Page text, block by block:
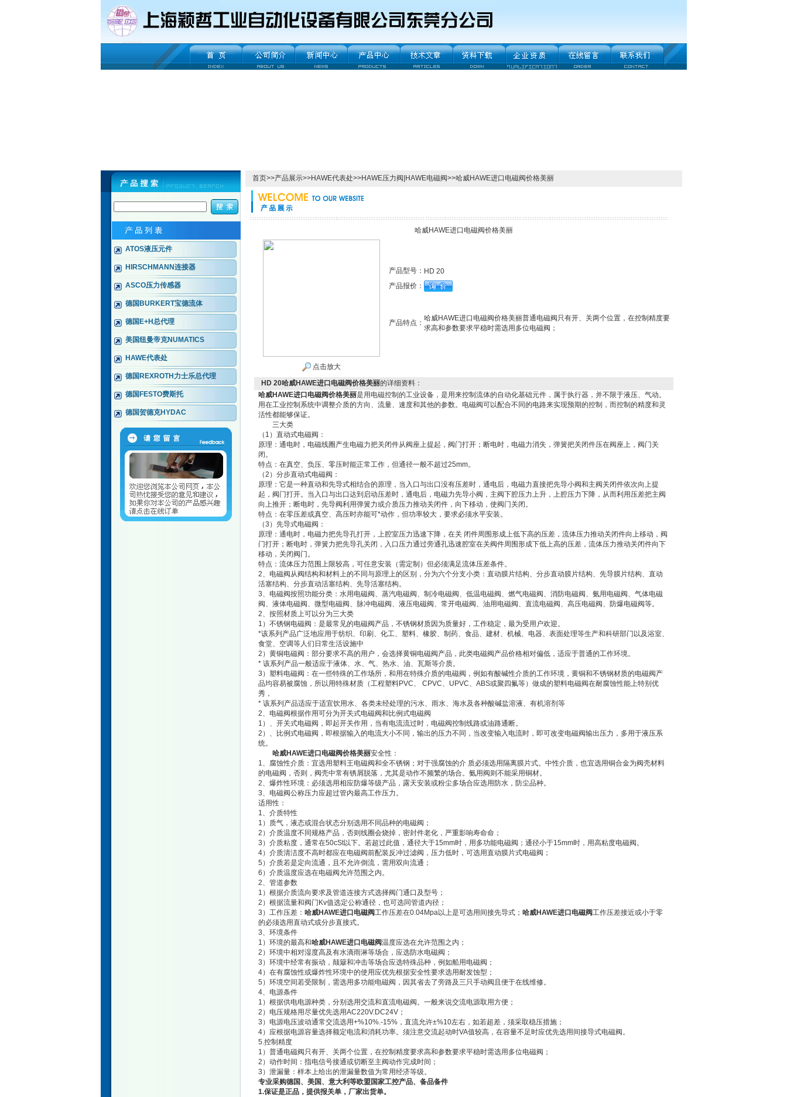
ATOS液压元件
HIRSCHMANN连接器
ASCO压力传感器
德国BURKERT宝德流体
德国E+H总代理
美国纽曼帝克NUMATICS
HAWE代表处
德国REXROTH力士乐总代理
德国FESTO费斯托
德国贺德克HYDAC
首页>>产品展示>>HAWE代表处>>HAWE压力阀|HAWE电磁阀>>哈威HAWE进口电磁阀价格美丽
哈威HAWE进口电磁阀价格美丽
点击放大
产品型号： HD 20
产品报价：
产品特点：
哈威HAWE进口电磁阀价格美丽普通电磁阀只有开、关两个位置，在控制精度要
求高和参数要求平稳时需选用多位电磁阀；
HD 20哈威HAWE进口电磁阀价格美丽的详细资料：
哈威HAWE进口电磁阀价格美丽是用电磁控制的工业设备，是用来控制流体的自动化基础元件，属于执行器，并不限于液压、气动。
用在工业控制系统中调整介质的方向、流量、速度和其他的参数。电磁阀可以配合不同的电路来实现预期的控制，而控制的精度和灵
活性都能够保证。
三大类
（1）直动式电磁阀：
原理：通电时，电磁线圈产生电磁力把关闭件从阀座上提起，阀门打开；断电时，电磁力消失，弹簧把关闭件压在阀座上，阀门关
闭。
特点：在真空、负压、零压时能正常工作，但通径一般不超过25mm。
（2）分步直动式电磁阀：
原理：它是一种直动和先导式相结合的原理，当入口与出口没有压差时，通电后，电磁力直接把先导小阀和主阀关闭件依次向上提
起，阀门打开。当入口与出口达到启动压差时，通电后，电磁力先导小阀，主阀下腔压力上升，上腔压力下降，从而利用压差把主阀
向上推开；断电时，先导阀利用弹簧力或介质压力推动关闭件，向下移动，使阀门关闭。
特点：在零压差或真空、高压时亦能可*动作，但功率较大，要求必须水平安装。
（3）先导式电磁阀：
原理：通电时，电磁力把先导孔打开，上腔室压力迅速下降，在关 闭件周围形成上低下高的压差，流体压力推动关闭件向上移动，阀
门打开；断电时，弹簧力把先导孔关闭，入口压力通过旁通孔迅速腔室在关阀件周围形成下低上高的压差，流体压力推动关闭件向下
移动，关闭阀门。
特点：流体压力范围上限较高，可任意安装（需定制）但必须满足流体压差条件。
2、电磁阀从阀结构和材料上的不同与原理上的区别，分为六个分支小类：直动膜片结构、分步直动膜片结构、先导膜片结构、直动
活塞结构、分步直动活塞结构、先导活塞结构。
3、电磁阀按照功能分类：水用电磁阀、蒸汽电磁阀、制冷电磁阀、低温电磁阀、燃气电磁阀、消防电磁阀、氨用电磁阀、气体电磁
阀、液体电磁阀、微型电磁阀、脉冲电磁阀、液压电磁阀、常开电磁阀、油用电磁阀、直流电磁阀、高压电磁阀、防爆电磁阀等。
2、按照材质上可以分为三大类
1）不锈钢电磁阀：是最常见的电磁阀产品，不锈钢材质因为质量好，工作稳定，最为受用户欢迎。
*该系列产品广泛地应用于纺织、印刷、化工、塑料、橡胶、制药、食品、建材、机械、电器、表面处理等生产和科研部门以及浴室、
食堂、空调等人们日常生活设施中
2）黄铜电磁阀：部分要求不高的用户，会选择黄铜电磁阀产品，此类电磁阀产品价格相对偏低，适应于普通的工作环境。
* 该系列产品一般适应于液体、水、气、热水、油、瓦斯等介质。
3）塑料电磁阀：在一些特殊的工作场所，和用在特殊介质的电磁阀，例如有酸碱性介质的工作环境，黄铜和不锈钢材质的电磁阀产
品均容易被腐蚀，所以用特殊材质（工程塑料PVC、 CPVC、UPVC、ABS或聚四氟等）做成的塑料电磁阀在耐腐蚀性能上特别优
秀，
* 该系列产品适应于适宜饮用水、各类未经处理的污水、雨水、海水及各种酸碱盐溶液、有机溶剂等
2、电磁阀根据作用可分为开关式电磁阀和比例式电磁阀
1）、开关式电磁阀，即起开关作用，当有电流流过时，电磁阀控制线路或油路通断。
2）、比例式电磁阀，即根据输入的电流大小不同，输出的压力不同，当改变输入电流时，即可改变电磁阀输出压力，多用于液压系
统。
哈威HAWE进口电磁阀价格美丽安全性：
1、腐蚀性介质：宜选用塑料王电磁阀和全不锈钢；对于强腐蚀的介 质必须选用隔离膜片式。中性介质，也宜选用铜合金为阀壳材料
的电磁阀，否则，阀壳中常有锈屑脱落，尤其是动作不频繁的场合。氨用阀则不能采用铜材。
2、爆炸性环境：必须选用相应防爆等级产品，露天安装或粉尘多场合应选用防水，防尘品种。
3、电磁阀公称压力应超过管内最高工作压力。
适用性：
1、介质特性
1）质气，液态或混合状态分别选用不同品种的电磁阀；
2）介质温度不同规格产品，否则线圈会烧掉，密封件老化，严重影响寿命命；
3）介质粘度，通常在50cSt以下。若超过此值，通径大于15mm时，用多功能电磁阀；通径小于15mm时，用高粘度电磁阀。
4）介质清洁度不高时都应在电磁阀前配装反冲过滤阀，压力低时，可选用直动膜片式电磁阀；
5）介质若是定向流通，且不允许倒流，需用双向流通；
6）介质温度应选在电磁阀允许范围之内。
2、管道参数
1）根据介质流向要求及管道连接方式选择阀门通口及型号；
2）根据流量和阀门Kv值选定公称通径，也可选同管道内径；
3）工作压差： 哈威HAWE进口电磁阀工作压差在0.04Mpa以上是可选用间接先导式； 哈威HAWE进口电磁阀工作压差接近或小于零
的必须选用直动式或分步直接式。
3、环境条件
1）环境的最高和哈威HAWE进口电磁阀温度应选在允许范围之内；
2）环境中相对湿度高及有水滴雨淋等场合，应选防水电磁阀；
3）环境中经常有振动，颠簸和冲击等场合应选特殊品种，例如船用电磁阀；
4）在有腐蚀性或爆炸性环境中的使用应优先根据安全性要求选用耐发蚀型；
5）环境空间若受限制，需选用多功能电磁阀，因其省去了旁路及三只手动阀且便于在线维修。
4、电源条件
1）根据供电电源种类，分别选用交流和直流电磁阀。一般来说交流电源取用方便；
2）电压规格用尽量优先选用AC220V.DC24V；
3）电源电压波动通常交流选用+%10%.-15%，直流允许±%10左右，如若超差，须采取稳压措施；
4）应根据电源容量选择额定电流和消耗功率。须注意交流起动时VA值较高，在容量不足时应优先选用间接导式电磁阀。
5.控制精度
1）普通电磁阀只有开、关两个位置，在控制精度要求高和参数要求平稳时需选用多位电磁阀；
2）动作时间：指电信号接通或切断至主阀动作完成时间；
3）泄漏量：样本上给出的泄漏量数值为常用经济等级。
专业采购德国、美国、意大利等欧盟国家工控产品、备品备件
1.保证是正品，提供报关单，厂家出货单。